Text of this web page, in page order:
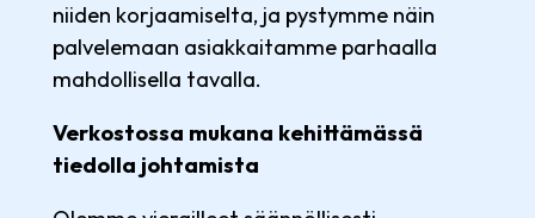
niiden korjaamiselta, ja pystymme näin
palvelemaan asiakkaitamme parhaalla
mahdollisella tavalla.
Verkostossa mukana kehittämässä
tiedolla johtamista